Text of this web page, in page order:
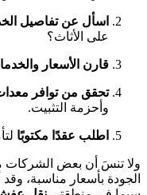
اسأل عن تفاصيل
على الأثاث؟
قارن الأسعار
تحقق من توافر
وأحزمة التثبيت.
اطلب عقدًا مكتوبًا
ولا تنسَ أن بعض الشركات
الجودة بأسعار مناسبة،